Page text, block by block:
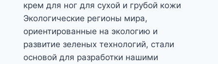
крем для ног для сухой и грубой кожи
Экологические регионы мира,
ориентированные на экологию и
развитие зеленых технологий, стали
основой для разработки нашими